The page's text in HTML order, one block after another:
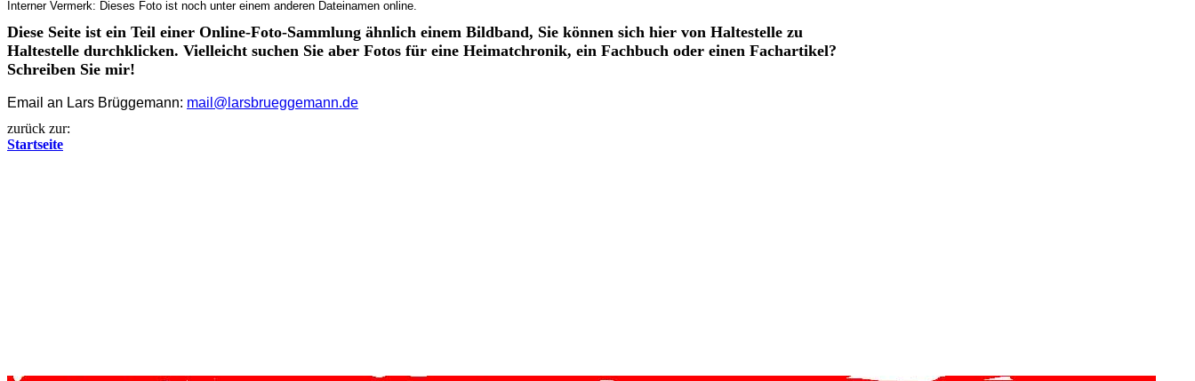
Interner Vermerk: Dieses Foto ist noch unter einem anderen Dateinamen online.
Diese Seite ist ein Teil einer Online-Foto-Sammlung ähnlich einem Bildband, Sie können sich hier von Haltestelle zu
Haltestelle durchklicken. Vielleicht suchen Sie aber Fotos für eine Heimatchronik, ein Fachbuch oder einen Fachartikel?
Schreiben Sie mir!
Email an Lars Brüggemann: mail@larsbrueggemann.de
zurück zur:
Startseite